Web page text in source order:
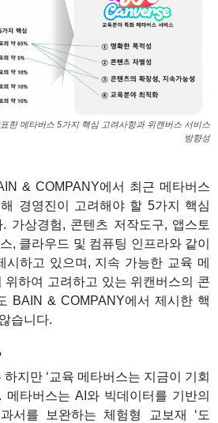
한 메타버스 5가지 핵심 고려사항과 위캔버스 서비스
방향성
& COMPANY에서 최근 메타버스
경영진이 고려해야 할 5가지 핵심
가상경험, 콘텐츠 저작도구, 앱스토
, 클라우드 및 컴퓨팅 인프라와 같이
하고 있으며, 지속 가능한 교육 메
위하여 고려하고 있는 위캔버스의 콘
BAIN & COMPANY에서 제시한 핵
습니다.
지만 ‘교육 메타버스는 지금이 기회
메타버스는 AI와 빅데이터를 기반의
서를 보완하는 체험형 교보재 ‘도